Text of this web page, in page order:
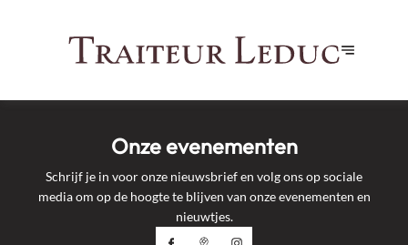
Onze evenementen
Schrijf je in voor onze nieuwsbrief en volg ons op sociale
media om op de hoogte te blijven van onze evenementen en
nieuwtjes.